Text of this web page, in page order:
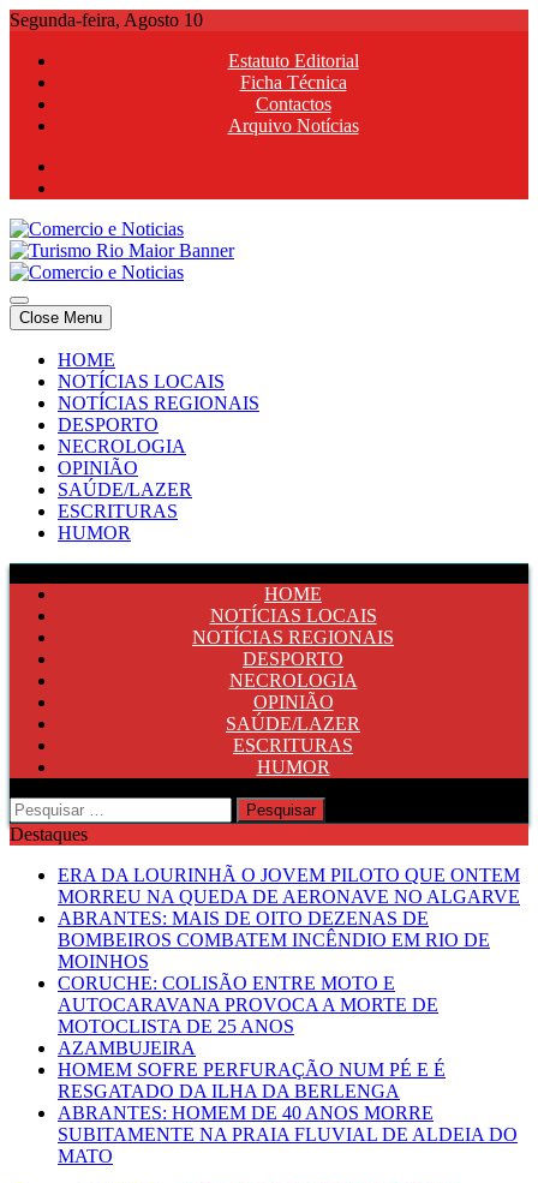
Skip
content
Segunda-feira, Agosto 10
Estatuto Editorial
Ficha Técnica
Contactos
Arquivo Notícias
Comercio e Noticias
Notícias e Publicidade Online
Comercio e Noticias
Notícias e Publicidade Online
Close Menu
HOME
NOTÍCIAS LOCAIS
NOTÍCIAS REGIONAIS
DESPORTO
NECROLOGIA
OPINIÃO
SAÚDE/LAZER
ESCRITURAS
HUMOR
HOME
NOTÍCIAS LOCAIS
NOTÍCIAS REGIONAIS
DESPORTO
NECROLOGIA
OPINIÃO
SAÚDE/LAZER
ESCRITURAS
HUMOR
Pesquisar
por:
Destaques
ERA DA LOURINHÃ O JOVEM PILOTO QUE ONTEM
MORREU NA QUEDA DE AERONAVE NO ALGARVE
ABRANTES: MAIS DE OITO DEZENAS DE
BOMBEIROS COMBATEM INCÊNDIO EM RIO DE
MOINHOS
CORUCHE: COLISÃO ENTRE MOTO E
AUTOCARAVANA PROVOCA A MORTE DE
MOTOCLISTA DE 25 ANOS
AZAMBUJEIRA
HOMEM SOFRE PERFURAÇÃO NUM PÉ E É
RESGATADO DA ILHA DA BERLENGA
ABRANTES: HOMEM DE 40 ANOS MORRE
SUBITAMENTE NA PRAIA FLUVIAL DE ALDEIA DO
MATO